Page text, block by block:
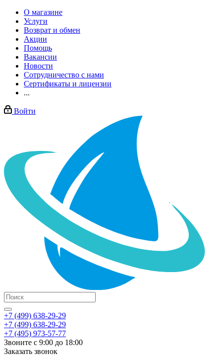
О магазине
Услуги
Возврат и обмен
Акции
Помощь
Вакансии
Новости
Сотрудничество с нами
Сертификаты и лицензии
...
Войти
+7 (499) 638-29-29
+7 (499) 638-29-29
+7 (495) 973-57-77
Звоните с 9:00 до 18:00
Заказать звонок